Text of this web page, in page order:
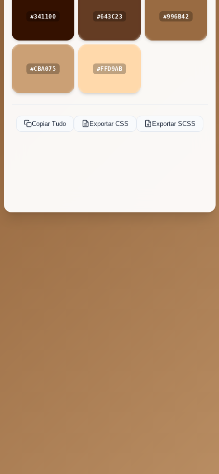
#341100 #643C23 #996B42
#CBA075 #FFD9AB
Copiar Tudo Exportar CSS Exportar SCSS